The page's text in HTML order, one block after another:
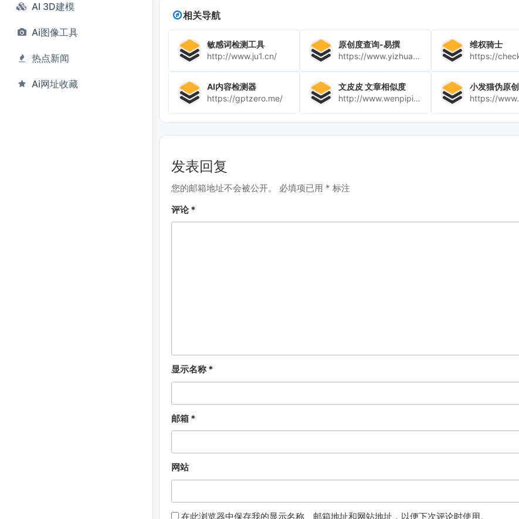
AI 3D建模
Ai图像工具
热点新闻
Ai网址收藏
相关导航
敏感词检测工具
http://www.ju1.cn/
原创度查询-易撰
https://www.yizhuan5.com/work.html#2-2
维权骑士
AI内容检测器
https://gptzero.me/
文皮皮 文章相似度
http://www.wenpipi.com/sim
小发猫伪原创
发表回复
您的邮箱地址不会被公开。 必填项已用 * 标注
评论*
显示名称*
邮箱 *
网站
在此浏览器中保存我的显示名称、邮箱地址和网站地址，以便下次评论时使用。